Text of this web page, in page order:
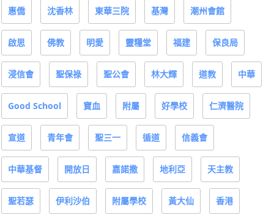
惠僑 沈香林 東華三院 基灣 潮州會館
啟思 佛教 明愛 靈糧堂 福建 保良局
浸信會 聖保祿 聖公會 林大輝 道教 中華
Good School 寶血 附屬 好學校 仁濟醫院
宣道 青年會 聖三一 循道 信義會
中華基督 開放日 嘉諾撒 地利亞 天主教
聖若瑟 伊利沙伯 附屬學校 黃大仙 香港